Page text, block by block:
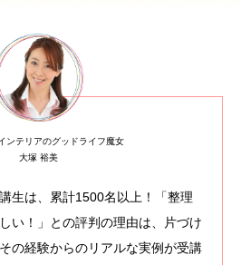
ンテリアのグッドライフ魔女
大塚 裕美
生は、累計1500名以上！「整理
い！」との評判の理由は、片づけ
の経験からのリアルな実例が受講